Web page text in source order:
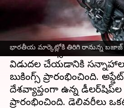
భారతీయ మార్కెట్లోకి తిరిగి రానున్న బజాజ్
ఈ వార్తాకథనం ఏంటి
స్వదేశీ బైక్‌తయారీ సంస్థబజాజ్
లెజెండరీ పల్సర్ 220F మోడల్‌
విడుదల చేయడానికి
బుకింగ్స్ ప్రారంభించింది.
దేశవ్యాప్తంగా ఉన్న డీలర్‌షిప్‌ల
ప్రారంభించింది. డెలివరీలు